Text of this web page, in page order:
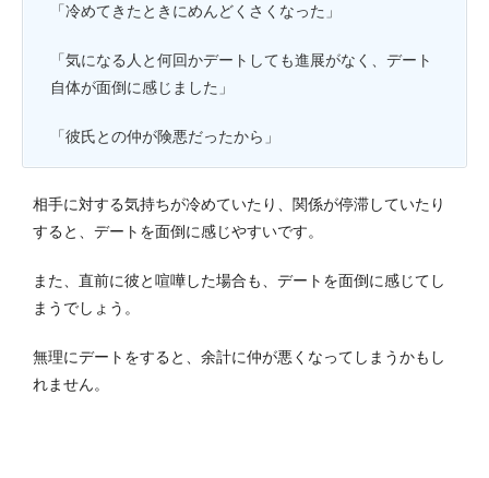
「冷めてきたときにめんどくさくなった」
「気になる人と何回かデートしても進展がなく、デート
自体が面倒に感じました」
「彼氏との仲が険悪だったから」
相手に対する気持ちが冷めていたり、関係が停滞していたり
すると、デートを面倒に感じやすいです。
また、直前に彼と喧嘩した場合も、デートを面倒に感じてし
まうでしょう。
無理にデートをすると、余計に仲が悪くなってしまうかもし
れません。